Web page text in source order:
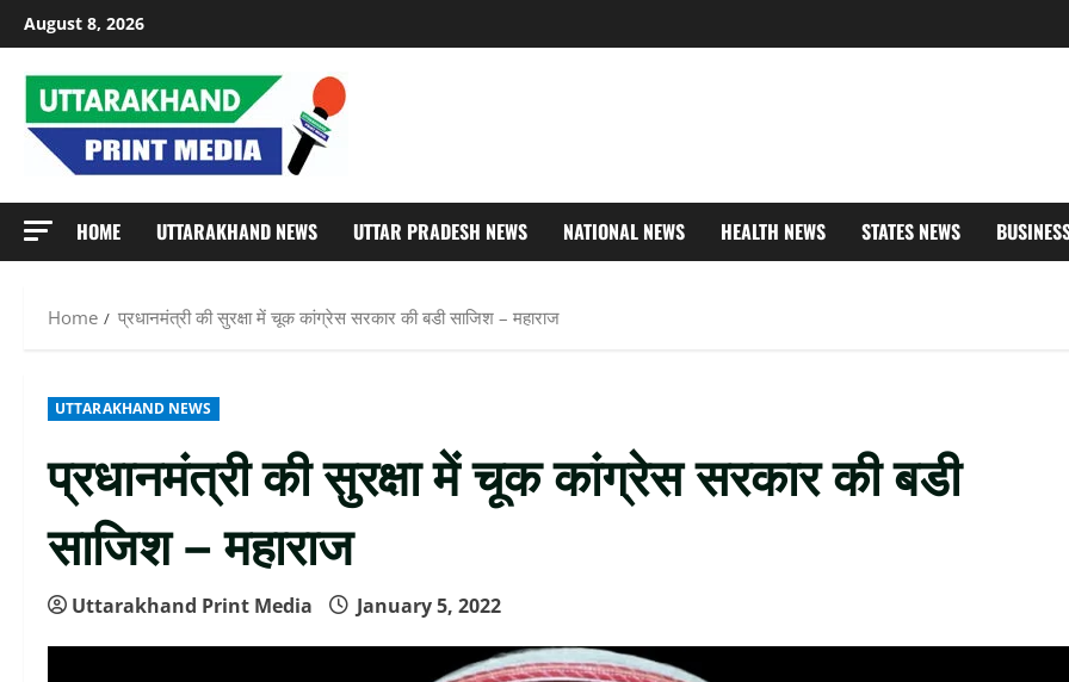
Skip
to
content
August 8, 2026
HOME UTTARAKHAND NEWS UTTAR PRADESH NEWS NATIONAL NEWS HEALTH NEWS STATES NEWS
Home प्रधानमंत्री की सुरक्षा में चूक कांग्रेस सरकार की बडी साजिश – महाराज
UTTARAKHAND NEWS
प्रधानमंत्री की सुरक्षा में चूक कांग्रेस सरकार की बडी
साजिश – महाराज
Uttarakhand Print Media January 5, 2022